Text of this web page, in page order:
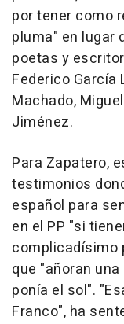
por tener como
pluma" en lugar
poetas y
Federico García
Machado,
Jiménez.
Para Zapatero,
testimonios
español para
en el PP "si
complicadísimo
que "añoran
ponía el sol".
Franco", ha